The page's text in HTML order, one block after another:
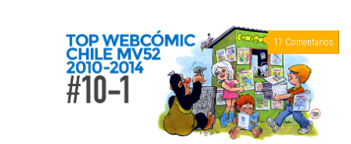
17 Comentarios